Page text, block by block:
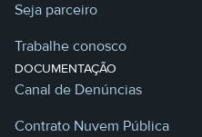
Seja parceiro
Trabalhe conosco
DOCUMENTAÇÃO
Canal de Denúncias
Contrato Nuvem Pública